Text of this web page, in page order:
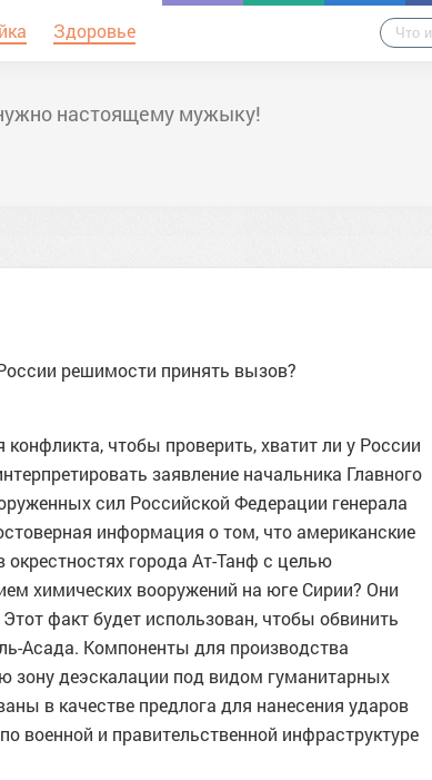
Здоровье
настоящему мужыку!
решимости принять вызов?
чтобы проверить, хватит ли у России
заявление начальника Главного
сил Российской Федерации генерала
информация о том, что американские
города Ат-Танф с целью
химических вооружений на юге Сирии? Они
факт будет использован, чтобы обвинить
Асада. Компоненты для производства
зону деэскалации под видом гуманитарных
в качестве предлога для нанесения ударов
военной и правительственной инфраструктуре